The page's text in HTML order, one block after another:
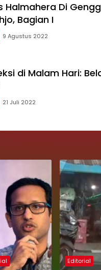
Halmahera Di
Bagian I
9 Agustus 2022
di Malam Hari:
21 Juli 2022
Editorial